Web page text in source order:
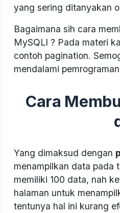
yang sering ditanyakan
Bagaimana sih cara
MySQLI ? Pada materi
contoh pagination.
mendalami
Cara
Yang dimaksud dengan
menampilkan data pada
memiliki 100 data, nah
halaman untuk
tentunya hal ini kurang